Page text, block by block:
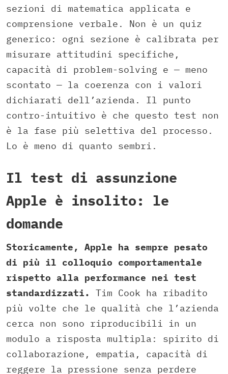
sezioni di matematica applicata e
comprensione verbale. Non è un quiz
generico: ogni sezione è calibrata per
misurare attitudini specifiche,
capacità di problem-solving e — meno
scontato — la coerenza con i valori
dichiarati dell’azienda. Il punto
contro-intuitivo è che questo test non
è la fase più selettiva del processo.
Lo è meno di quanto sembri.
Il test di assunzione
Apple è insolito: le
domande
Storicamente, Apple ha sempre pesato
di più il colloquio comportamentale
rispetto alla performance nei test
standardizzati.
Tim Cook ha ribadito
più volte che le qualità che l’azienda
cerca non sono riproducibili in un
modulo a risposta multipla: spirito di
collaborazione, empatia, capacità di
reggere la pressione senza perdere